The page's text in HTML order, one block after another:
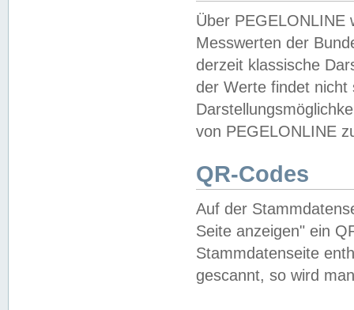
Über PEGELONLINE
Messwerten der
derzeit klassische
der Werte findet
von PEGELONLINE
QR-Codes
Auf der
Seite anzeigen" ein
Stammdatenseite
gescannt, so wird